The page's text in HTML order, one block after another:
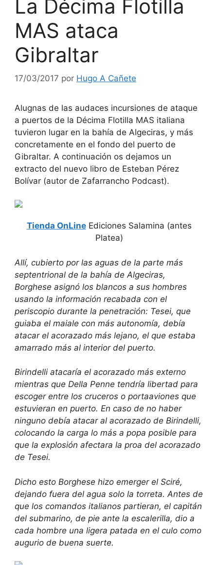
La Décima Flotilla
MAS ataca
Gibraltar
17/03/2017 por Hugo A Cañete
Alugnas de las audaces incursiones de ataque
a puertos de la Décima Flotilla MAS italiana
tuvieron lugar en la bahía de Algeciras, y más
concretamente en el fondo del puerto de
Gibraltar. A continuación os dejamos un
extracto del nuevo libro de Esteban Pérez
Bolívar (autor de Zafarrancho Podcast).
Tienda OnLineEdiciones Salamina (antes
Platea)
Allí, cubierto por las aguas de la parte más
septentrional de la bahía de Algeciras,
Borghese asignó los blancos a sus hombres
usando la información recabada con el
periscopio durante la penetración: Tesei, que
guiaba el maiale con más autonomía, debía
atacar el acorazado más lejano, el que estaba
amarrado más al interior del puerto.
Birindelli atacaría el acorazado más externo
mientras que Della Penne tendría libertad para
escoger entre los cruceros o portaaviones que
estuvieran en puerto. En caso de no haber
ninguno debía atacar al acorazado de Birindelli,
colocando la carga lo más a popa posible para
que la explosión afectara la proa del acorazado
de Tesei.
Dicho esto Borghese hizo emerger el Sciré,
dejando fuera del agua solo la torreta. Antes de
que los comandos italianos partieran, el capitán
del submarino, de pie ante la escalerilla, dio a
cada hombre una ligera patada en el culo como
augurio de buena suerte.